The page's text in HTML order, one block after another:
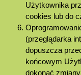
Użytkownika
cookies lub do
(przeglądarka
dopuszcza
końcowym
dokonać